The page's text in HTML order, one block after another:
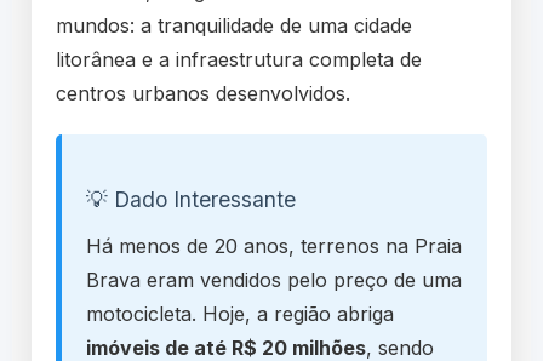
mundos: a tranquilidade de uma cidade
litorânea e a infraestrutura completa de
centros urbanos desenvolvidos.
💡 Dado Interessante
Há menos de 20 anos, terrenos na Praia
Brava eram vendidos pelo preço de uma
motocicleta. Hoje, a região abriga
imóveis de até R$ 20 milhões, sendo